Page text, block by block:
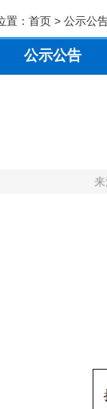
置： 首页 > 公示公
公示公告